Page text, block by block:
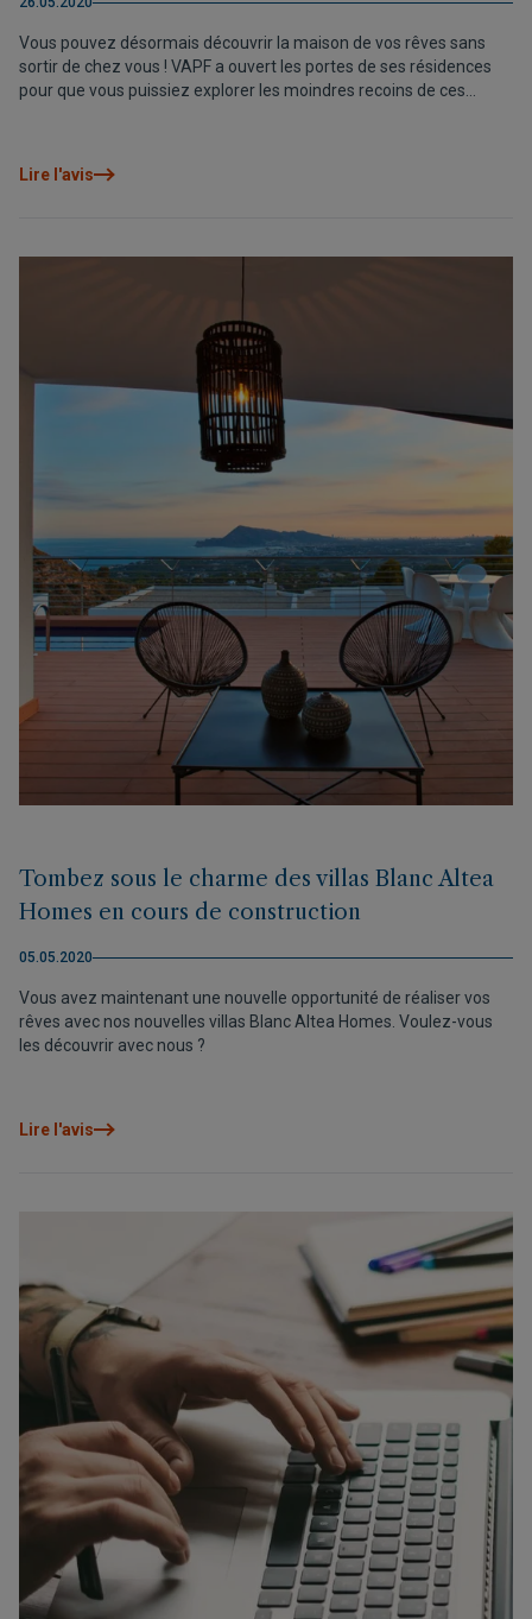
Vous pouvez désormais découvrir la maison de vos rêves sans
sortir de chez vous ! VAPF a ouvert les portes de ses résidences
pour que vous puissiez explorer les moindres recoins de ces
Lire l'avis
Tombez sous le charme des villas Blanc Altea
Homes en cours de construction
05.05.2020
Vous avez maintenant une nouvelle opportunité de réaliser vos
rêves avec nos nouvelles villas Blanc Altea Homes. Voulez-vous
les découvrir avec nous ?
Lire l'avis